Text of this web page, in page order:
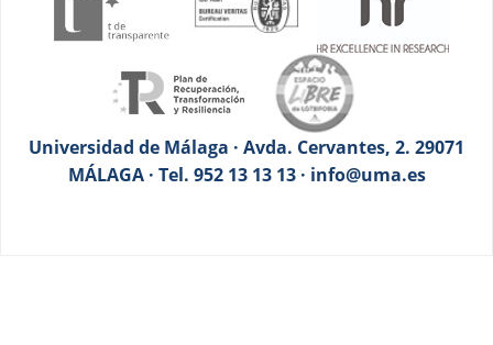
Universidad de Málaga · Avda. Cervantes, 2. 29071
MÁLAGA · Tel. 952 13 13 13 · info@uma.es